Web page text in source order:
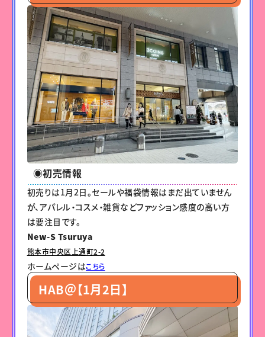
◉初売情報
初売りは1月2日。セールや福袋情報はまだ出ていません
が、アパレル・コスメ・雑貨などファッション感度の高い方
は要注目です。
New-S Tsuruya
熊本市中央区上通町2-2
ホームページはこちら
HAB＠【1月2日】